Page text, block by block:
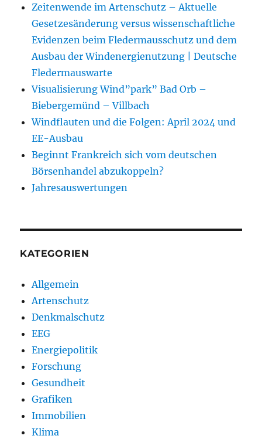
Zeitenwende im Artenschutz – Aktuelle
Gesetzesänderung versus wissenschaftliche
Evidenzen beim Fledermausschutz und dem
Ausbau der Windenergienutzung | Deutsche
Fledermauswarte
Visualisierung Wind”park” Bad Orb –
Biebergemünd – Villbach
Windflauten und die Folgen: April 2024 und
EE-Ausbau
Beginnt Frankreich sich vom deutschen
Börsenhandel abzukoppeln?
Jahresauswertungen
KATEGORIEN
Allgemein
Artenschutz
Denkmalschutz
EEG
Energiepolitik
Forschung
Gesundheit
Grafiken
Immobilien
Klima